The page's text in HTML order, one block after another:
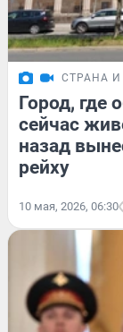
СТРАНА
Город, где
сейчас
назад
рейху
10 мая, 2026, 06:30